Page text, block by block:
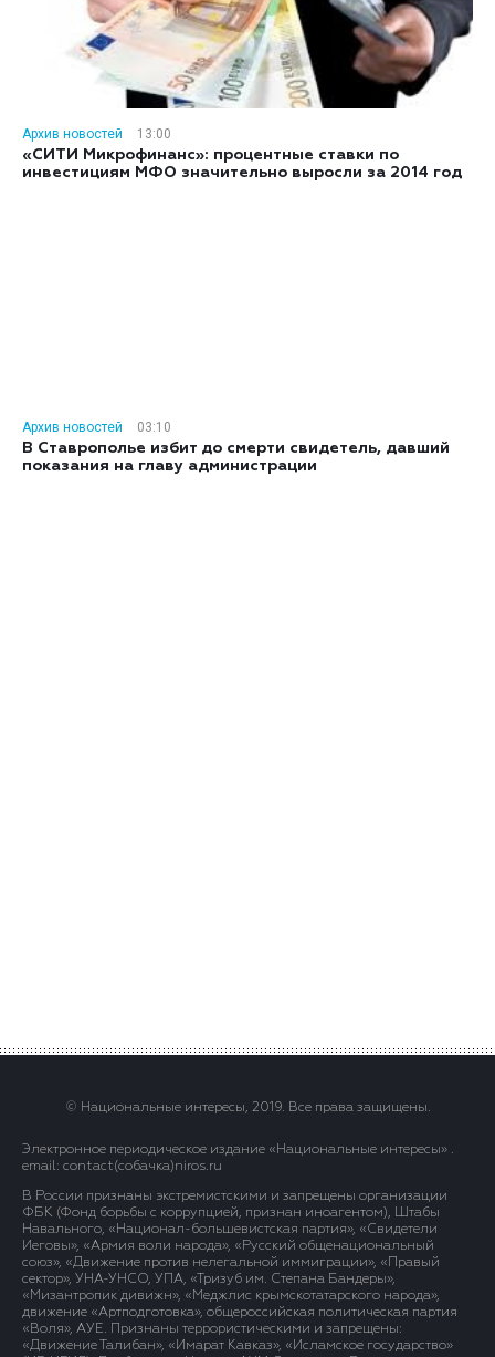
Архив новостей
13:00
«СИТИ Микрофинанс»: процентные ставки по
инвестициям МФО значительно выросли за 2014 год
Архив новостей
03:10
В Ставрополье избит до смерти свидетель, давший
показания на главу администрации
© Национальные интересы, 2019. Все права защищены.
Электронное периодическое издание «Национальные интересы» .
email: contact(сoбaчка)niros.ru
В России признаны экстремистскими и запрещены организации
ФБК (Фонд борьбы с коррупцией, признан иноагентом), Штабы
Навального, «Национал-большевистская партия», «Свидетели
Иеговы», «Армия воли народа», «Русский общенациональный
союз», «Движение против нелегальной иммиграции», «Правый
сектор», УНА-УНСО, УПА, «Тризуб им. Степана Бандеры»,
«Мизантропик дивижн», «Меджлис крымскотатарского народа»,
движение «Артподготовка», общероссийская политическая партия
«Воля», АУЕ. Признаны террористическими и запрещены:
«Движение Талибан», «Имарат Кавказ», «Исламское государство»